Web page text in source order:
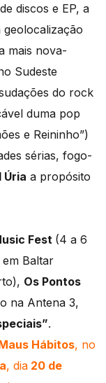
discos e EP, a
geolocalização
mais nova-
Sudeste
do rock
duma pop
e Reininho”)
sérias, fogo-
Úria a propósito
Fest (4 a 6
Baltar
Os Pontos
na Antena 3,
.
Hábitos, no
, dia 20 de